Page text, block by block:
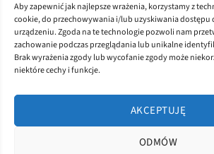
Aby zapewnić jak najlepsze wrażenia, korzystamy z
cookie, do przechowywania i/lub uzyskiwania dostępu
urządzeniu. Zgoda na te technologie pozwoli nam
zachowanie podczas przeglądania lub unikalne
Brak wyrażenia zgody lub wycofanie zgody może
niektóre cechy i funkcje.
AKCEPTUJĘ
ODMÓW